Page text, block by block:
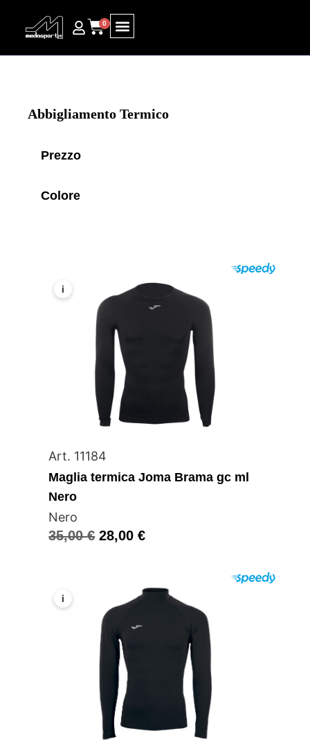
0
Abbigliamento Termico
Prezzo
Colore
i
Art. 11184
Maglia termica Joma Brama gc ml
Nero
Nero
35,00€ 28,00€
i